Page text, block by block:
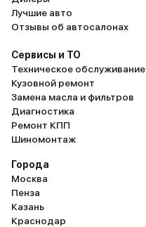
Лучшие авто
Отзывы об автосалонах
Сервисы и ТО
Техническое обслуживание
Кузовной ремонт
Замена масла и фильтров
Диагностика
Ремонт КПП
Шиномонтаж
Города
Москва
Пенза
Казань
Краснодар